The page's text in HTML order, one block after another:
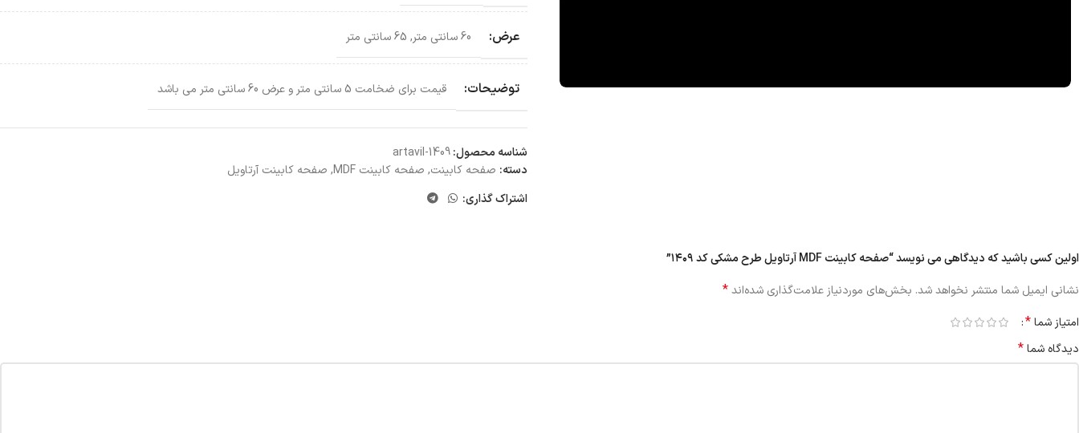
عرض: 60 سانتی متر , 65 سانتی متر
توضیحات: قیمت برای ضخامت 5 سانتی متر و عرض 60 سانتی متر می باشد
شناسه محصول:artavil-1409
دسته: صفحه کابینت, صفحه کابینت MDF , صفحه کابینت آرتاویل
اشتراک گذاری:
اولین کسی باشید که دیدگاهی می نویسد “صفحه کابینت MDF آرتاویل طرح مشکی کد ۱۴۰۹”
نشانی ایمیل شما منتشر نخواهد شد. بخش‌های موردنیاز علامت‌گذاری شده‌اند*
امتیاز شما*
دیدگاه شما*